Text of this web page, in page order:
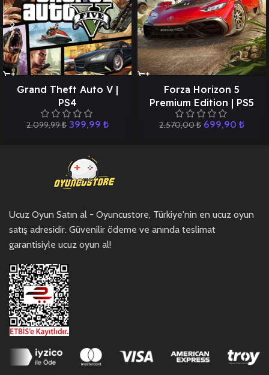
Grand Theft Auto V |
PS4
2.099,99₺ 399,99 ₺
Forza Horizon 5
Premium Edition | PS5
2.570,00₺ 699,90 ₺
Ucuz Oyun Satın al - Oyuncustore, Türkiye'nin en ucuz oyun
satış adresidir. Güvenilir ödeme ve anında teslimat
garantisiyle ucuz oyun al!